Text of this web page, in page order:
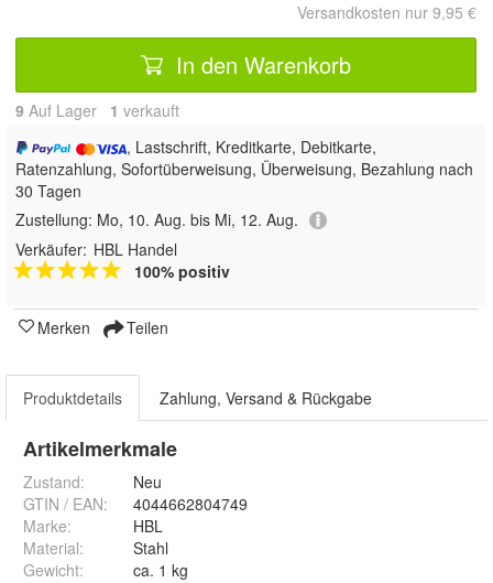
Versandkosten nur 9,95 €
In den Warenkorb
9 Auf Lager 1 verkauft
, Lastschrift, Kreditkarte, Debitkarte,
Ratenzahlung, Sofortüberweisung, Überweisung, Bezahlung nach
30 Tagen
Zustellung: Mo, 10. Aug. bis Mi, 12. Aug.
Verkäufer: HBL Handel
100% positiv
Merken Teilen
Produktdetails Zahlung, Versand & Rückgabe
Artikelmerkmale
Zustand:
Neu
GTIN / EAN:
4044662804749
Marke:
HBL
Material:
Stahl
Gewicht: ca. 1 kg